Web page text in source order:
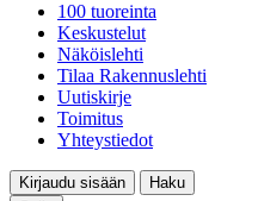
100 tuoreinta
Keskustelut
Näköislehti
Tilaa Rakennuslehti
Uutiskirje
Toimitus
Yhteystiedot
Kirjaudu sisään
Haku